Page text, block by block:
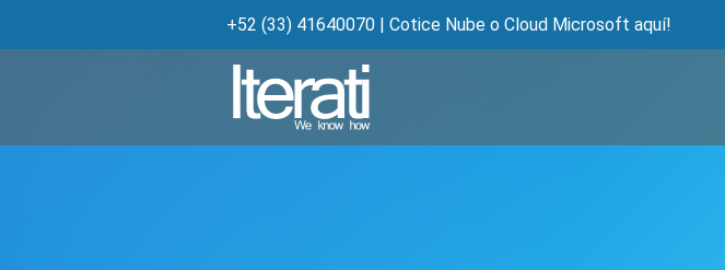
+52 (33) 41640070 | Cotice Nube o Cloud Microsoft aquí!